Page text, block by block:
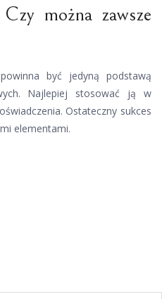
można zawsze
być jedyną podstawą
Najlepiej stosować ją w
Ostateczny sukces
elementami.